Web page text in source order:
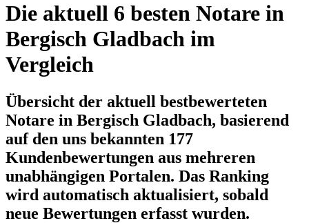
Die aktuell 6 besten Notare in
Bergisch Gladbach im
Vergleich
Übersicht der aktuell bestbewerteten
Notare in Bergisch Gladbach, basierend
auf den uns bekannten 177
Kundenbewertungen aus mehreren
unabhängigen Portalen. Das Ranking
wird automatisch aktualisiert, sobald
neue Bewertungen erfasst wurden.